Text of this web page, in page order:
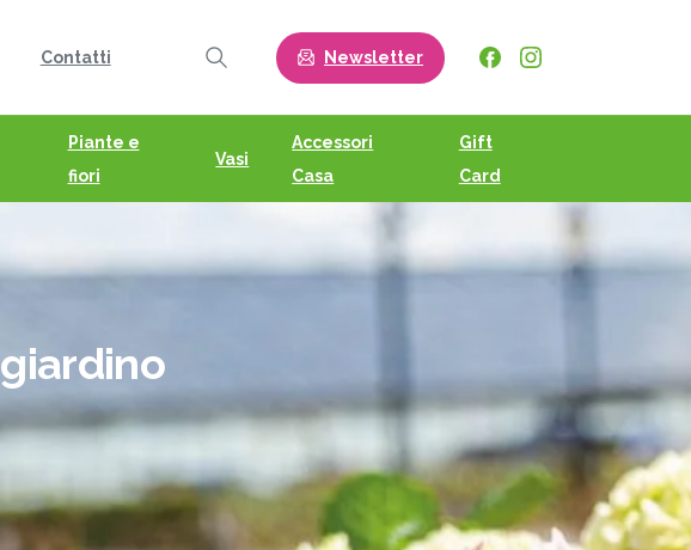
Contatti
Search
Newsletter
Piante e
fiori
Vasi
Accessori
Casa
Gift
Card
giardino